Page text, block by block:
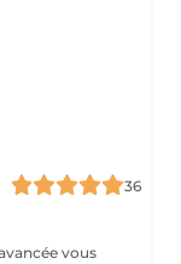
36
vous